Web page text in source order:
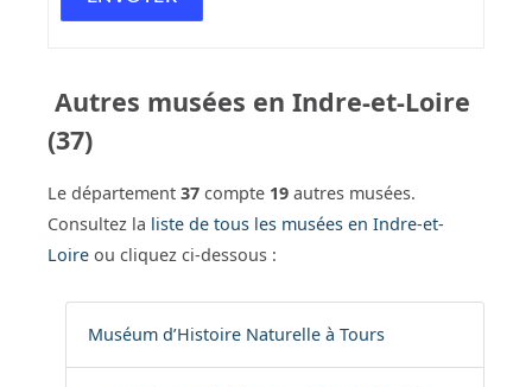
Autres musées en Indre-et-Loire
(37)
Le département 37 compte 19 autres musées.
Consultez la liste de tous les musées en Indre-et-
Loire ou cliquez ci-dessous :
Muséum d’Histoire Naturelle à Tours